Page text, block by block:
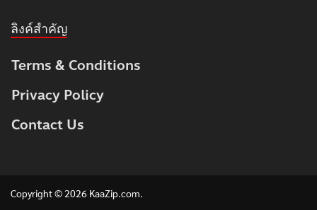
ลิงค์สำคัญ
Terms & Conditions
Privacy Policy
Contact Us
Copyright © 2026 KaaZip.com.